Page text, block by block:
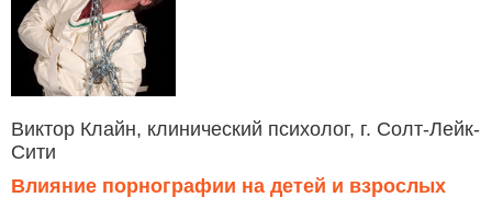
Виктор Клайн, клинический психолог, г. Солт-Лейк-
Сити
Влияние порнографии на детей и взрослых